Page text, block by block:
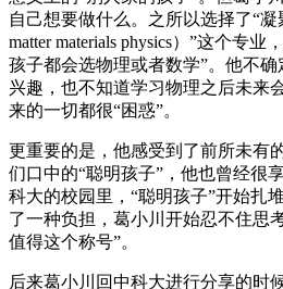
自己想要做什么。之所以选择了“凝
matter materials physics）”这个专
孩子都会选物理或者数学”。他不
兴趣，也不知道学习物理之后未来
来的一切都很“困惑”。
更重要的是，他感受到了前所未有
们口中的“聪明孩子”，他也曾经很
科大的校园里，“聪明孩子”开始扎
了一种负担，葛小川开始忍不住思
值得这个称号”。
后来葛小川回中科大进行分享的时